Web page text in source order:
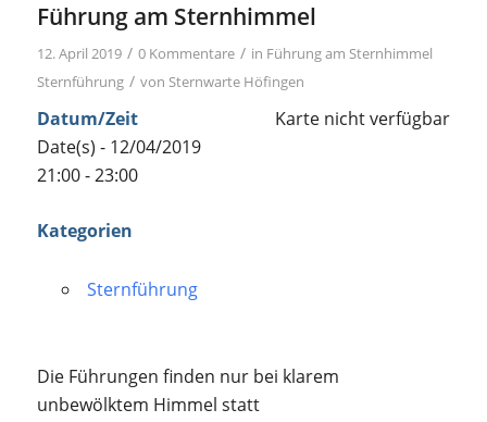
Führung am Sternhimmel
12. April 2019 / 0 Kommentare / in Führung am Sternhimmel
Sternführung / von Sternwarte Höfingen
Karte nicht verfügbar
Datum/Zeit
Date(s) - 12/04/2019
21:00 - 23:00
Kategorien
Sternführung
Die Führungen finden nur bei klarem
unbewölktem Himmel statt